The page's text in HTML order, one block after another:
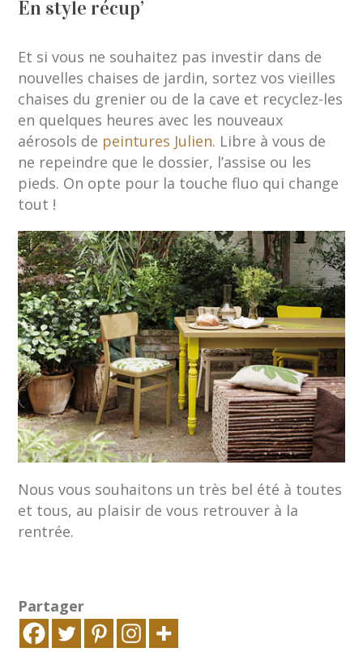
En style récup’
Et si vous ne souhaitez pas investir dans de
nouvelles chaises de jardin, sortez vos vieilles
chaises du grenier ou de la cave et recyclez-les
en quelques heures avec les nouveaux
aérosols de peintures Julien. Libre à vous de
ne repeindre que le dossier, l’assise ou les
pieds. On opte pour la touche fluo qui change
tout !
Nous vous souhaitons un très bel été à toutes
et tous, au plaisir de vous retrouver à la
rentrée.
Partager